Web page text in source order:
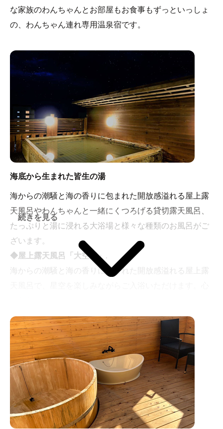
な家族のわんちゃんとお部屋もお食事もずっといっしょ
の、わんちゃん連れ専用温泉宿です。
海底から生まれた皆生の湯
海からの潮騒と海の香りに包まれた開放感溢れる屋上露
天風呂やわんちゃんと一緒にくつろげる貸切露天風呂、
たっぷりと湯に浸れる大浴場と様々な種類のお風呂がご
ざいます。
◆屋上露天風呂「大空海」 .
海からの潮騒と海の香りに包まれた開放感溢れる屋上露
◆大浴場 「金波の湯」/大浴場 「銀波の湯」.
広々とした大浴場です。朝晩で男女の入れ替えを行いま
す。皆生温泉・塩の湯はお肌をツルツルにする保湿効
果、そして、冷えを取り除く保温効果が期待できます。
続きを見る